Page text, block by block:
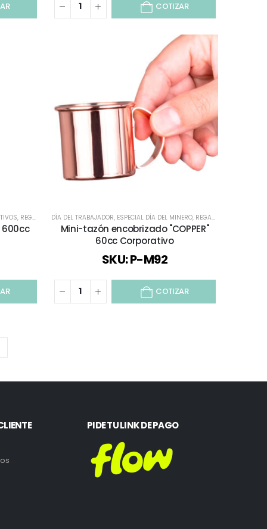
COTIZAR
/ OUTDOOR TODOS,VASOS CORPORATIVOS,VASOS SHOPEROS
, REGALOS COBRIZADOS ,TIEMPO LIBRE / OUTDOOR,TODOS
600cc
DÍA DEL TRABAJADOR, ESPECIAL DÍA DEL MINERO, REGALOS COBRIZADOS
Mini-tazón encobrizado "COPPER"
60cc Corporativo
SKU: P-M92
COTIZAR
PIDE TU LINK DE PAGO